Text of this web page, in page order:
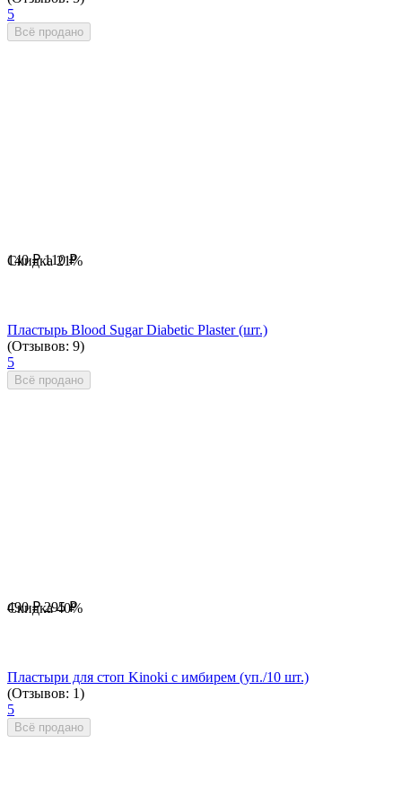
5
Всё продано
Скидка21%
140 ₽ 110 ₽
Пластырь Blood Sugar Diabetic Plaster (шт.)
(Отзывов: 9)
5
Всё продано
Скидка40%
490 ₽ 295 ₽
Пластыри для стоп Kinoki с имбирем (уп./10 шт.)
(Отзывов: 1)
5
Всё продано